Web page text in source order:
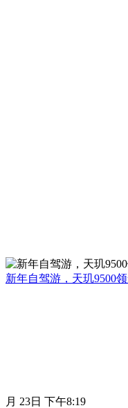
新年自驾游，天玑9500
月 23日 下午8:19